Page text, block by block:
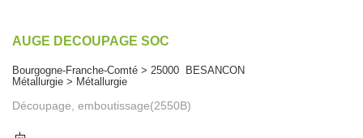
AUGE DECOUPAGE SOC
Bourgogne-Franche-Comté > 25000 BESANCON
Métallurgie > Métallurgie
Découpage, emboutissage(2550B)